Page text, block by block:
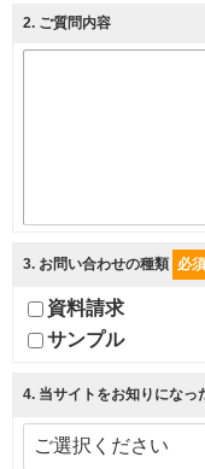
2. ご質問内容
3. お問い合わせの種類 必須
資料請求
サンプル
4. 当サイトをお知りになっ